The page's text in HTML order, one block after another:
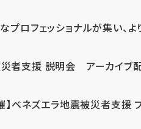
プロフェッショナルが集い、
者支援 説明会 アーカイブ
】ベネズエラ地震被災者支援